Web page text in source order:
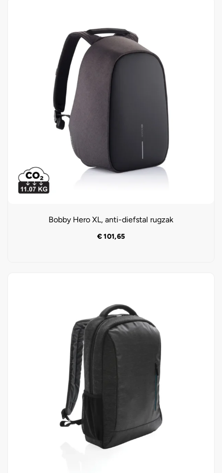
Bobby Hero XL, anti-diefstal rugzak
€101,65